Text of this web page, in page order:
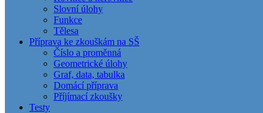
Slovní úlohy
Funkce
Tělesa
Příprava ke zkouškám na SŠ
Číslo a proměnná
Geometrické úlohy
Graf, data, tabulka
Domácí příprava
Příjímací zkoušky
Testy